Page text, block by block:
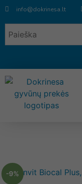
info@dokrinesa.lt
-9%